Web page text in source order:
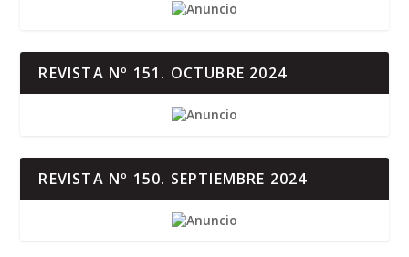
REVISTA Nº 151. OCTUBRE 2024
REVISTA Nº 150. SEPTIEMBRE 2024